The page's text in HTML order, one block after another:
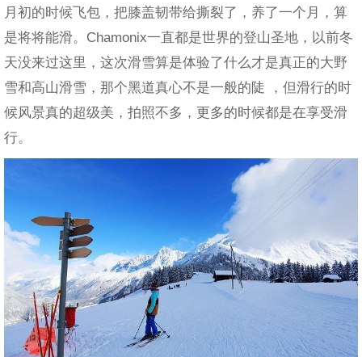
月初的时候飞包，把膝盖韧带给撕裂了，养了一个月，算
是将将能滑。Chamonix一直都是世界的登山圣地，以前冬
天没来过这里，这次滑雪算是体验了什么才是真正的大野
雪和高山滑雪，那个黑道真心不是一般的陡 ，但滑行的时
候风景真的超级美，拍照不多，更多的时候都是在享受滑
行。